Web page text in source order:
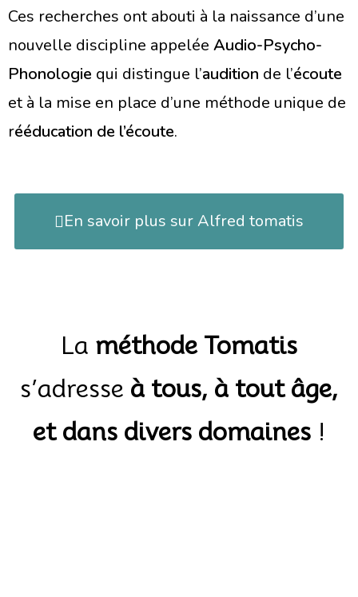
Ces recherches ont abouti à la naissance d’une
nouvelle discipline appelée Audio-Psycho-
Phonologie qui distingue l’audition de l’écoute
et à la mise en place d’une méthode unique de
rééducation de l’écoute.
En savoir plus sur Alfred tomatis
La méthode Tomatis
s’adresse à tous, à tout âge,
et dans divers domaines!